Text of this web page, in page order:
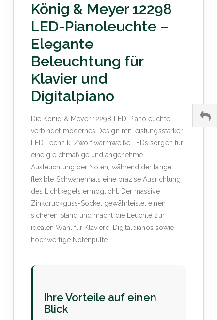
König & Meyer 12298
LED-Pianoleuchte –
Elegante
Beleuchtung für
Klavier und
Digitalpiano
Die König & Meyer 12298 LED-Pianoleuchte
verbindet modernes Design mit leistungsstarker
LED-Technik. Zwölf warmweiße LEDs sorgen für
eine gleichmäßige und angenehme
Ausleuchtung der Noten, während der lange,
flexible Schwanenhals eine präzise Ausrichtung
des Lichtkegels ermöglicht. Der massive
Zinkdruckguss-Sockel gewährleistet einen
sicheren Stand und macht die Leuchte zur
idealen Wahl für Klaviere, Digitalpianos sowie
hochwertige Notenpulte.
Ihre Vorteile auf einen
Blick